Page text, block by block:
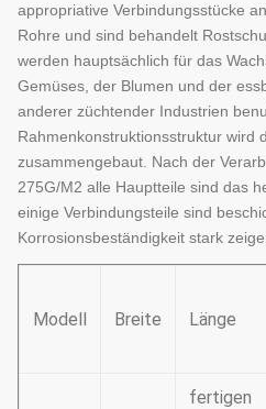
appropriative Verbindungsstücke
Rohre und sind behandelt
werden hauptsächlich für das
Gemüses, der Blumen und der
anderer züchtender Industrien
Rahmenkonstruktionsstruktur wird
zusammengebaut. Nach der
275G/M2 alle Hauptteile sind das
einige Verbindungsteile sind
Korrosionsbeständigkeit stark
Modell Breite Länge
fertigen